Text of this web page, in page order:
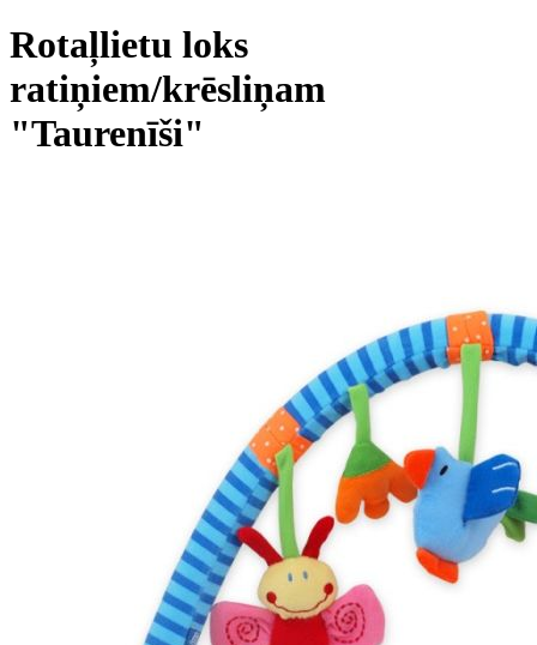
Rotaļlietu loks
ratiņiem/krēsliņam
"Taurenīši"